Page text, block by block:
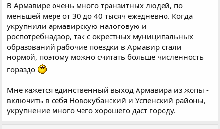
В Армавире очень много транзитных людей, по
меньшей мере от 30 до 40 тысяч ежедневно. Когда
укрупнили армавирскую налоговую и
роспотребнадзор, так с окрестных муниципальных
образований рабочие поездки в Армавир стали
нормой, поэтому можно считать больше численность
гораздо
Мне кажется единственный выход Армавира из жопы -
включить в себя Новокубанский и Успенский районы,
укрупнение много чего хорошего даст городу.